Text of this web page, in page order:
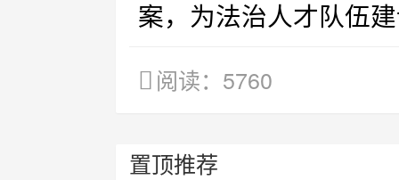
案，为法治人才队伍
阅读：5760
置顶推荐